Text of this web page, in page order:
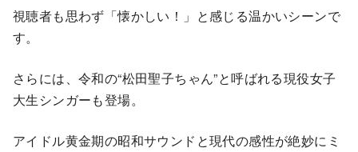
視聴者も思わず「懐かしい！」と感じる温かいシーンで
す。
さらには、令和の“松田聖子ちゃん”と呼ばれる現役女子
大生シンガーも登場。
アイドル黄金期の昭和サウンドと現代の感性が絶妙にミ